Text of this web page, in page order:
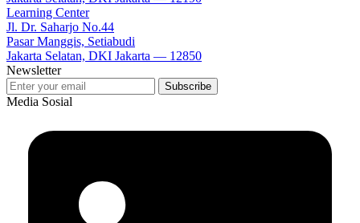
Learning Center
Jl. Dr. Saharjo No.44
Pasar Manggis, Setiabudi
Jakarta Selatan, DKI Jakarta — 12850
Newsletter
Media Sosial